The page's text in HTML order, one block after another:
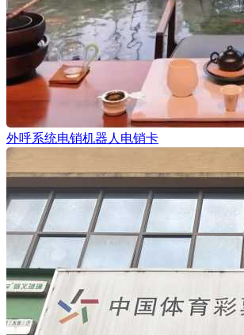
外呼系统电销机器人电销卡